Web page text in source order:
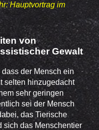
Hauptvortrag im
von
Gewalt
der Mensch ein
selten hinzugedacht
sehr geringen
sei der Mensch
das Tierische
sich das Menschentier